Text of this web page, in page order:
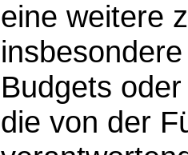
eine weitere
Budgets
die von der